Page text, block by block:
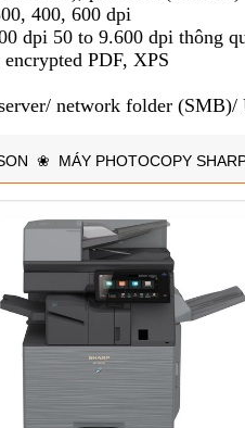
400, 600 dpi
dpi 50 to 9.600 dpi thông
PDF, XPS
network folder
❀ MÁY PHOTOCOPY